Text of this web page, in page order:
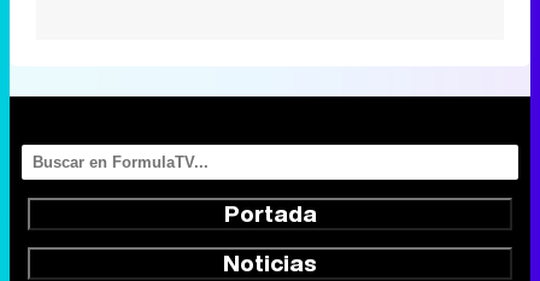
Portada
Noticias